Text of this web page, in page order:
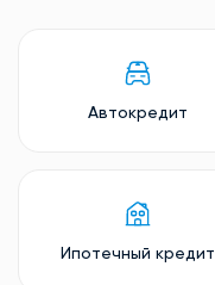
Автокредит
Ипотечный кредит